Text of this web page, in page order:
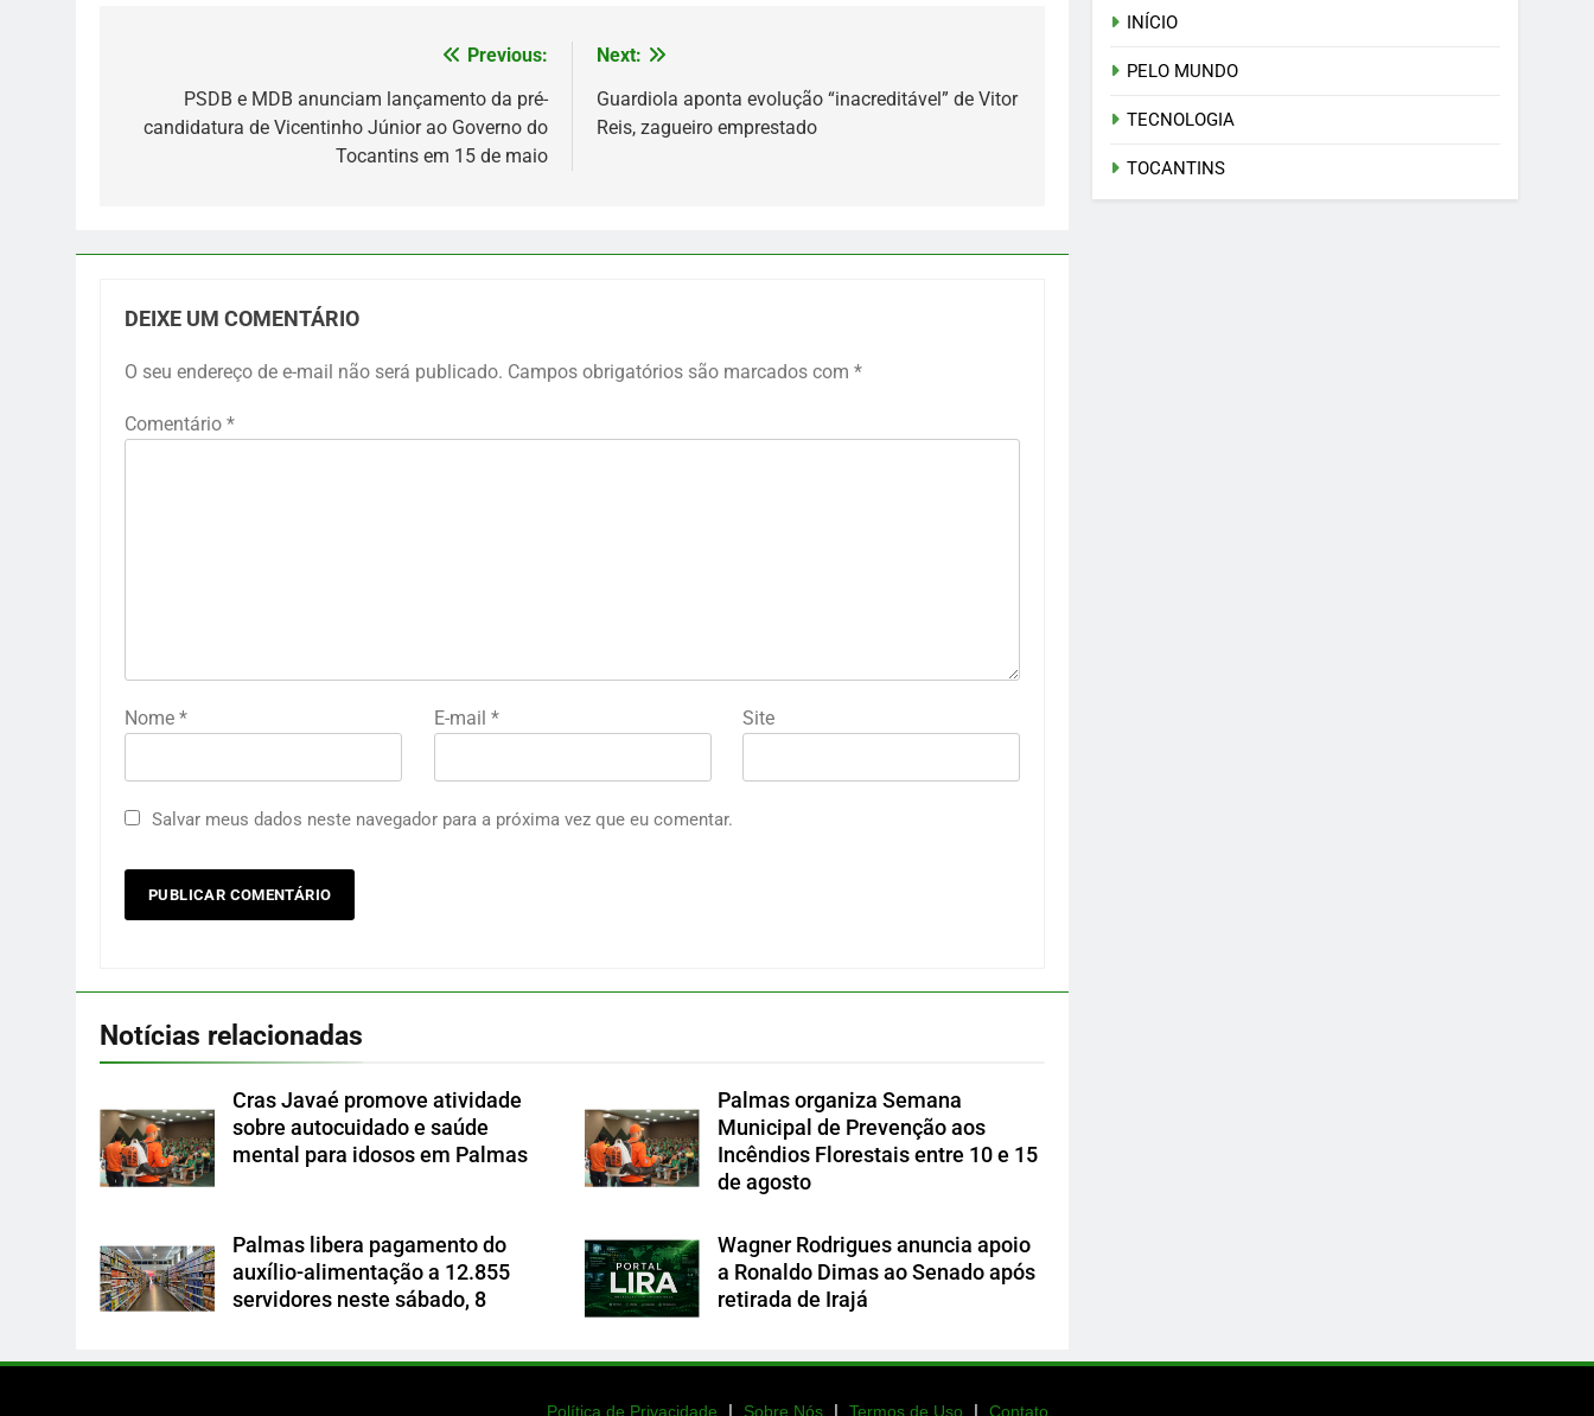
Previous:
PSDB e MDB anunciam lançamento da pré-
candidatura de Vicentinho Júnior ao Governo do
Tocantins em 15 de maio
Next:
Guardiola aponta evolução “inacreditável” de Vitor
Reis, zagueiro emprestado
DEIXE UM COMENTÁRIO
O seu endereço de e-mail não será publicado. Campos obrigatórios são marcados com *
Comentário *
Nome * E-mail * Site
Salvar meus dados neste navegador para a próxima vez que eu comentar.
Notícias relacionadas
Cras Javaé promove atividade
sobre autocuidado e saúde
mental para idosos em Palmas
Palmas organiza Semana
Municipal de Prevenção aos
Incêndios Florestais entre 10 e 15
de agosto
Palmas libera pagamento do
auxílio-alimentação a 12.855
servidores neste sábado, 8
Wagner Rodrigues anuncia apoio
a Ronaldo Dimas ao Senado após
retirada de Irajá
INÍCIO
PELO MUNDO
TECNOLOGIA
TOCANTINS
Política de Privacidade | Sobre Nós | Termos de Uso | Contato